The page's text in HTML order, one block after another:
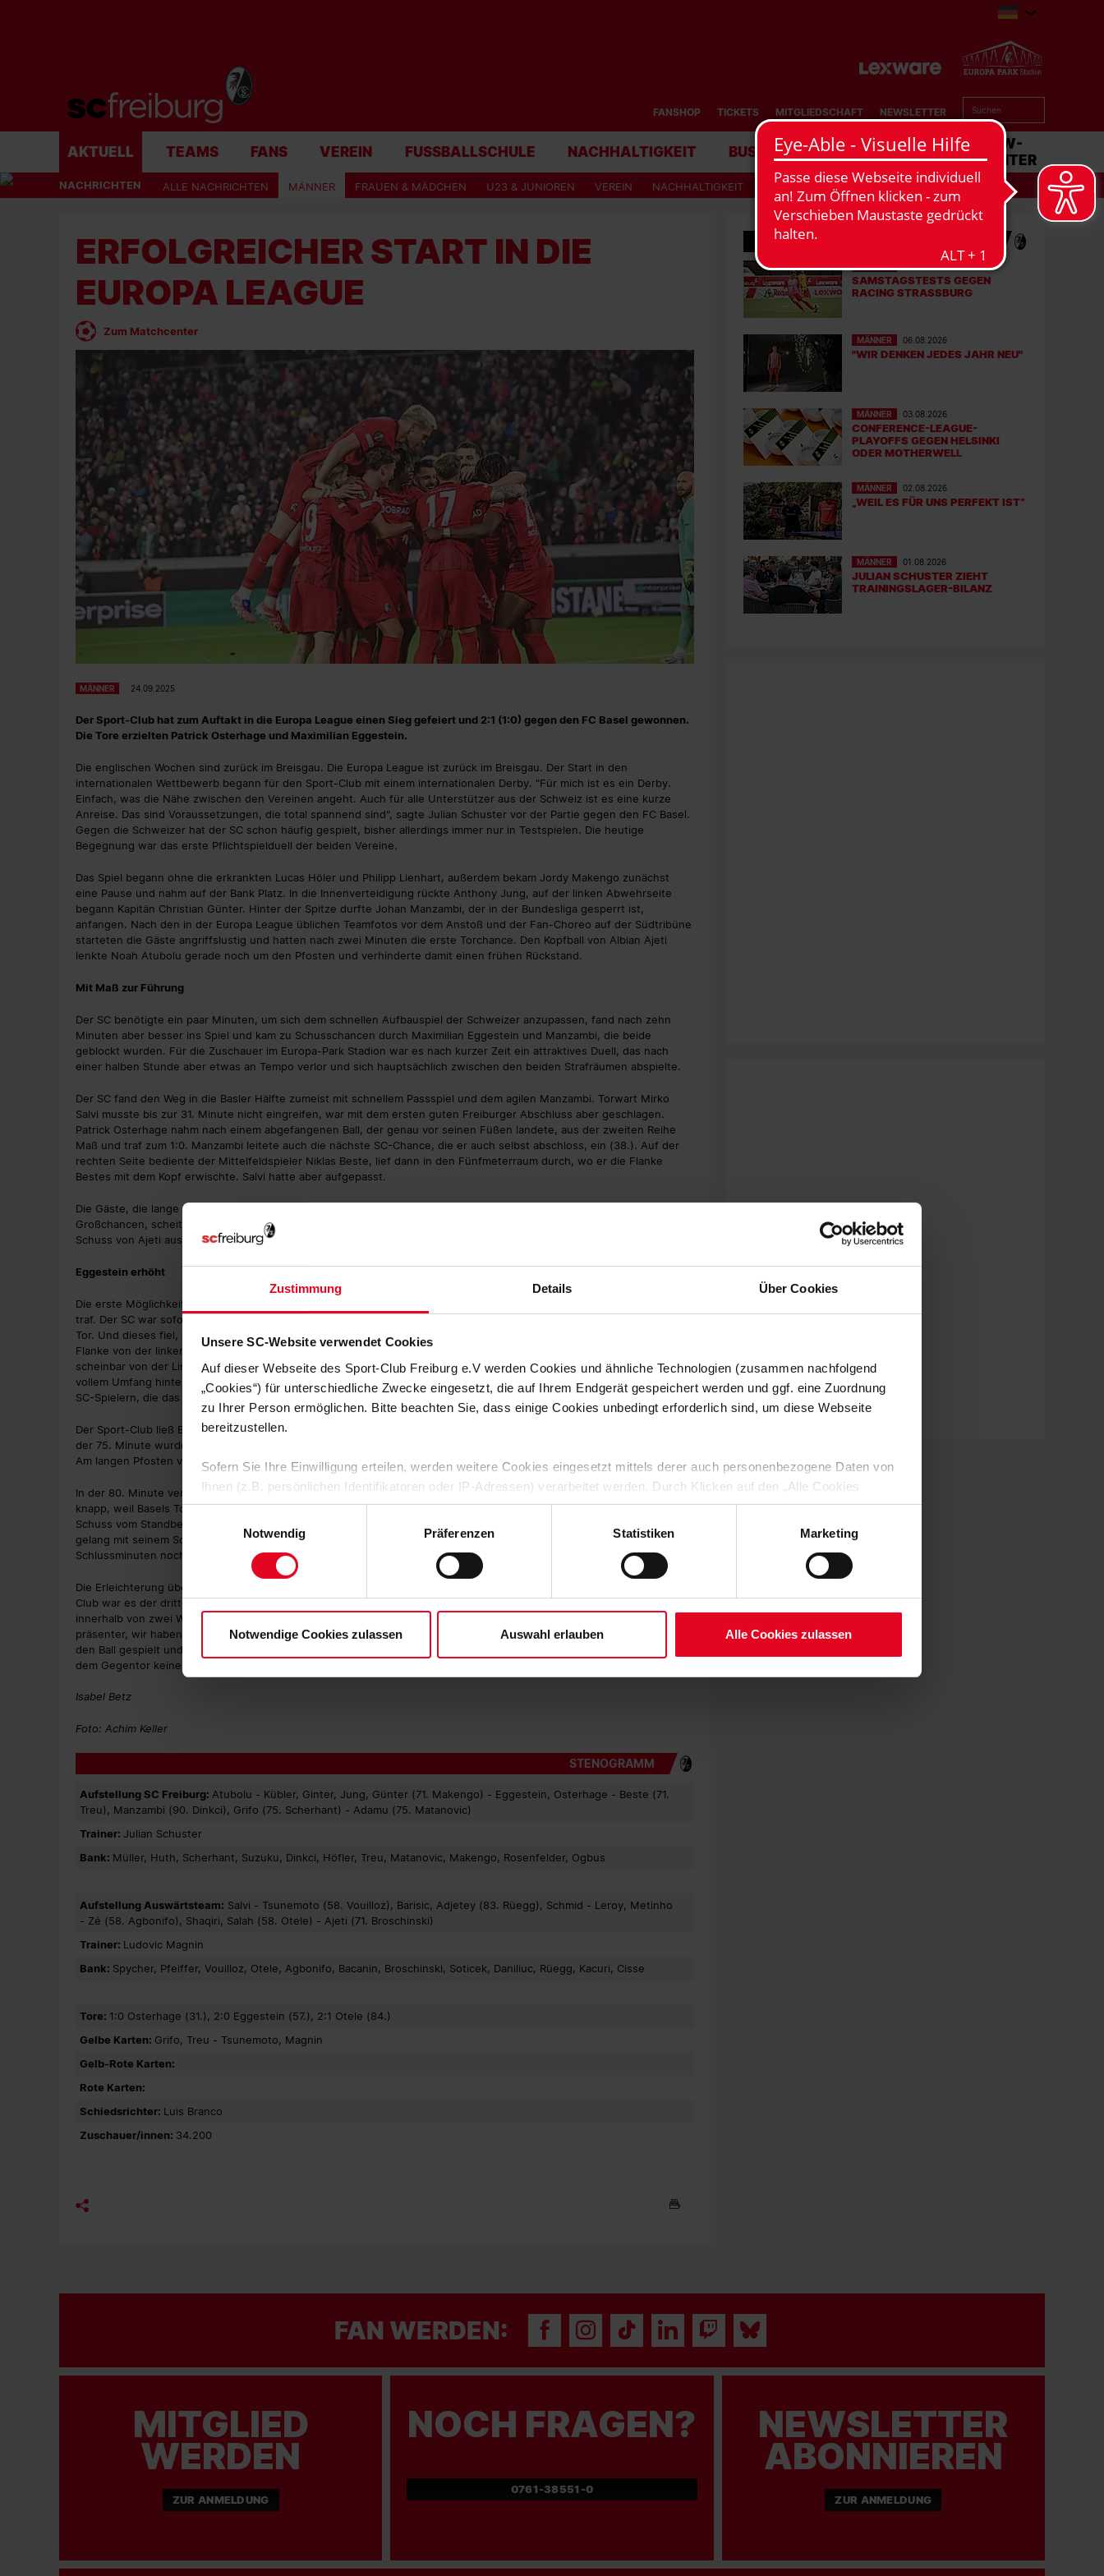
Zustimmung Details Über Cookies
Unsere SC-Website verwendet Cookies
Auf dieser Webseite des Sport-Club Freiburg e.V werden Cookies und ähnliche Technologien (zusammen nachfolgend
„Cookies“) für unterschiedliche Zwecke eingesetzt, die auf Ihrem Endgerät gespeichert werden und ggf. eine Zuordnung
zu Ihrer Person ermöglichen. Bitte beachten Sie, dass einige Cookies unbedingt erforderlich sind, um diese Webseite
bereitzustellen.
Sofern Sie Ihre Einwilligung erteilen, werden weitere Cookies eingesetzt mittels derer auch personenbezogene Daten von
Ihnen (z.B. persönlichen Identifikatoren oder IP-Adressen) verarbeitet werden. Durch Klicken auf den „Alle Cookies
zulassen“-Button stimmen Sie der Speicherung aller aufgeführten Cookies und der entsprechenden Verarbeitung Ihrer
personenbezogenen Daten für die unten jeweils angegebene Zwecke gem. § 25 Abs. 1 TDDDG, Art. 6 Abs. 1 lit. a DSGVO
Soweit Sie „Notwendige Cookies“ auswählen, werden nur unbedingt erforderliche Cookies eingesetzt. Ihre etwaig erteilten
Einwilligungsauswahl
Notwendig
Präferenzen Statistiken Marketing
Notwendige Cookies zulassen Auswahl erlauben Alle Cookies zulassen
FANSHOP TICKETS MITGLIEDSCHAFT NEWSLETTER
AKTUELL TEAMS FANS VEREIN FUSSBALLSCHULE NACHHALTIGKEIT BUSINESS STADION MATCHCENTER
NACHRICHTEN ALLE NACHRICHTEN MÄNNER FRAUEN & MÄDCHEN U23 & JUNIOREN VEREIN NACHHALTIGKEIT
ERFOLGREICHER START IN DIE
EUROPA LEAGUE
Zum Matchcenter
MÄNNER 24.09.2025
Der Sport-Club hat zum Auftakt in die Europa League einen Sieg gefeiert und 2:1 (1:0) gegen den FC Basel gewonnen.
Die Tore erzielten Patrick Osterhage und Maximilian Eggestein.
Die englischen Wochen sind zurück im Breisgau. Die Europa League ist zurück im Breisgau. Der Start in den
internationalen Wettbewerb begann für den Sport-Club mit einem internationalen Derby. "Für mich ist es ein Derby.
Einfach, was die Nähe zwischen den Vereinen angeht. Auch für alle Unterstützer aus der Schweiz ist es eine kurze
Anreise. Das sind Voraussetzungen, die total spannend sind", sagte Julian Schuster vor der Partie gegen den FC Basel.
Gegen die Schweizer hat der SC schon häufig gespielt, bisher allerdings immer nur in Testspielen. Die heutige
Begegnung war das erste Pflichtspielduell der beiden Vereine.
Das Spiel begann ohne die erkrankten Lucas Höler und Philipp Lienhart, außerdem bekam Jordy Makengo zunächst
eine Pause und nahm auf der Bank Platz. In die Innenverteidigung rückte Anthony Jung, auf der linken Abwehrseite
begann Kapitän Christian Günter. Hinter der Spitze durfte Johan Manzambi, der in der Bundesliga gesperrt ist,
anfangen. Nach den in der Europa League üblichen Teamfotos vor dem Anstoß und der Fan-Choreo auf der Südtribüne
starteten die Gäste angriffslustig und hatten nach zwei Minuten die erste Torchance. Den Kopfball von Albian Ajeti
lenkte Noah Atubolu gerade noch um den Pfosten und verhinderte damit einen frühen Rückstand.
Mit Maß zur Führung
Der SC benötigte ein paar Minuten, um sich dem schnellen Aufbauspiel der Schweizer anzupassen, fand nach zehn
Minuten aber besser ins Spiel und kam zu Schusschancen durch Maximilian Eggestein und Manzambi, die beide
geblockt wurden. Für die Zuschauer im Europa-Park Stadion war es nach kurzer Zeit ein attraktives Duell, das nach
einer halben Stunde aber etwas an Tempo verlor und sich hauptsächlich zwischen den beiden Strafräumen abspielte.
Der SC fand den Weg in die Basler Hälfte zumeist mit schnellem Passspiel und dem agilen Manzambi. Torwart Mirko
Salvi musste bis zur 31. Minute nicht eingreifen, war mit dem ersten guten Freiburger Abschluss aber geschlagen.
Patrick Osterhage nahm nach einem abgefangenen Ball, der genau vor seinen Füßen landete, aus der zweiten Reihe
Maß und traf zum 1:0. Manzambi leitete auch die nächste SC-Chance, die er auch selbst abschloss, ein (38.). Auf der
rechten Seite bediente der Mittelfeldspieler Niklas Beste, lief dann in den Fünfmeterraum durch, wo er die Flanke
Bestes mit dem Kopf erwischte. Salvi hatte aber aufgepasst.
Die Gäste, die lange Zeit nicht mehr vor Atubolus Tor aufgetaucht waren, kamen in der 45. Minute zu zwei
Großchancen, scheiterten aber an Freiburgs Nummer 1, die im Nachgang an die Doppelchance die Fäuste ballte. Den
Schuss von Ajeti aus kurzer Distanz hatte er stark pariert, Xherdan Shaqiris Nachschuss blieb an Jung hängen.
Eggestein erhöht
Die erste Möglichkeit nach der Pause gehörte Vincenzo Grifo, der aus 16 Metern flach abzog, den Ball aber nicht voll
traf. Der SC war sofort wieder voll im Spiel, ruhte sich nicht auf der knappen Führung aus, sondern wollte ein zweites
Tor. Und dieses fiel, zwar erst auf den zweiten Blick, aber dann ließ sich Maximilian Eggestein feiern. Nach Grifos
Flanke von der linken Seite verlängerte Eggestein mit dem Kopf, FCB-Keeper Salvi drückte den Ball mit der Hand
scheinbar von der Linie. Das Spiel lief weiter, bis sich die Torlinientechnologie einschaltete und meldete, dass der Ball in
vollem Umfang hinter der Linie war. Vor der jubelnden Südtribüne bildete sich daraufhin eine kleine Traube aus zehn
SC-Spielern, die das 2:0 feierten (57.).
Der Sport-Club ließ Basel nun etwas kommen, stand in der Defensive aber stabil und hatte das Spiel unter Kontrolle. In
der 75. Minute wurde es zwar kurz brenzlig, als Shaqiri den Ball quer und scharf durch den Fünfmeterraum schickte.
Am langen Pfosten verpasste sein Mitspieler aber den Ball und die gefährlicheren Aktionen hatte der SC.
In der 80. Minute verpasste Eggestein nach Ablage von Igor Matanovic aus elf Metern seinen zweiten Treffer nur
knapp, weil Basels Torwart den Ball gerade noch um den Pfosten lenkte. Kurz zuvor war Philipp Treu der Ball beim
Schuss vom Standbein weggesprungen. Dies passierte seinem Namensvetter in der 84. Minute nicht und Philip Otele
gelang mit seinem Schlenzer aus 18 Metern der Anschlusstreffer für Basel. Das Schweizer Tor sorgte in den
Schlussminuten nochmal für ein wenig Spannung, aber dem FCB gelang es nicht, den Druck aufrechtzuerhalten.
Die Erleichterung über den Abpfiff war dem Freiburger Trainerteam und der Mannschaft anzumerken. Für den Sport-
Club war es der dritte Erfolg in Folge und nach dem Heimsieg gegen den VfB Stuttgart in der Liga der zweite Derbysieg
innerhalb von zwei Wochen. "Natürlich sind wir über den Sieg zum Start sehr glücklich. In den ersten Minuten war Basel
präsenter, wir haben etwas gebraucht, um ins Spiel zu kommen. Nach der Führung haben wir sehr dispzipliniert gegen
den Ball gespielt und insgesamt wenig zugelassen. Am Ende wurde es zwar unnötig spannend, aber wir haben nach
dem Gegentor keine Torchancen mehr zugelassen", fasste Schuster das Spiel zusammen.
Isabel Betz
Foto: Achim Keller
STENOGRAMM
Aufstellung SC Freiburg: Atubolu - Kübler, Ginter, Jung, Günter (71. Makengo) - Eggestein, Osterhage - Beste (71.
Treu), Manzambi (90. Dinkci), Grifo (75. Scherhant) - Adamu (75. Matanovic)
Trainer: Julian Schuster
Bank: Müller, Huth, Scherhant, Suzuku, Dinkci, Höfler, Treu, Matanovic, Makengo, Rosenfelder, Ogbus
Aufstellung Auswärtsteam: Salvi - Tsunemoto (58. Vouilloz), Barisic, Adjetey (83. Rüegg), Schmid - Leroy, Metinho
- Zé (58. Agbonifo), Shaqiri, Salah (58. Otele) - Ajeti (71. Broschinski)
Trainer: Ludovic Magnin
Bank: Spycher, Pfeiffer, Vouilloz, Otele, Agbonifo, Bacanin, Broschinski, Soticek, Daniliuc, Rüegg, Kacuri, Cisse
Tore: 1:0 Osterhage (31.), 2:0 Eggestein (57.), 2:1 Otele (84.)
Gelbe Karten: Grifo, Treu - Tsunemoto, Magnin
Gelb-Rote Karten:
Rote Karten:
Schiedsrichter: Luis Branco
Zuschauer/innen: 34.200
MÄNNER 07.08.2026
SAMSTAGSTESTS GEGEN
RACING STRASSBURG
MÄNNER 06.08.2026
"WIR DENKEN JEDES JAHR NEU"
MÄNNER 03.08.2026
CONFERENCE-LEAGUE-
PLAYOFFS GEGEN HELSINKI
ODER MOTHERWELL
MÄNNER 02.08.2026
„WEIL ES FÜR UNS PERFEKT IST“
MÄNNER 01.08.2026
JULIAN SCHUSTER ZIEHT
TRAININGSLAGER-BILANZ
FAN WERDEN:
MITGLIED
WERDEN
ZUR ANMELDUNG
NOCH FRAGEN?
0761-38551-0
NEWSLETTER
ABONNIEREN
ZUR ANMELDUNG